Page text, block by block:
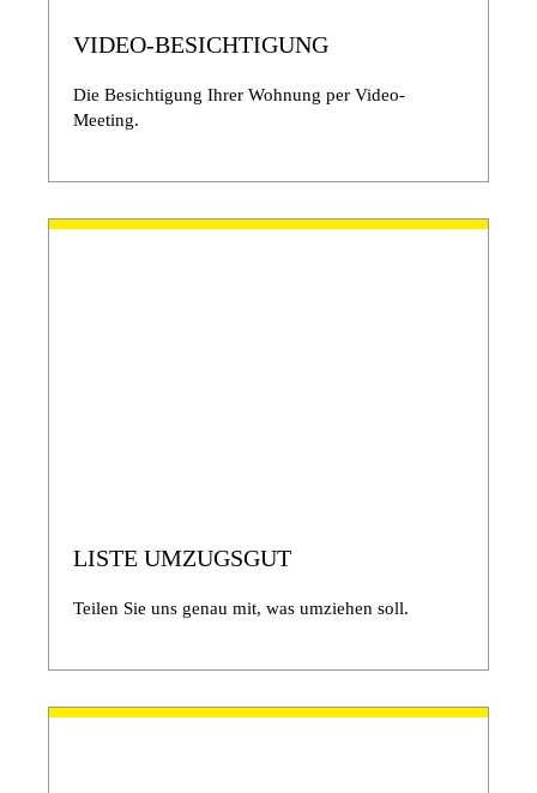
VIDEO-BESICHTIGUNG
Die Besichtigung Ihrer Wohnung per Video-
Meeting.
LISTE UMZUGSGUT
Teilen Sie uns genau mit, was umziehen soll.